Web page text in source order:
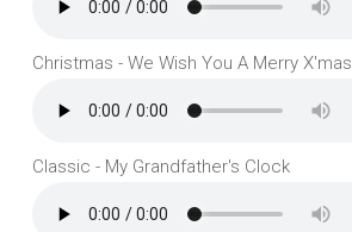
Christmas - We Wish You A Merry X'mas
Classic - My Grandfather's Clock